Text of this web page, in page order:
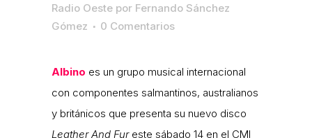
Radio Oeste por Fernando Sánchez
Gómez
0 Comentarios
Albino es un grupo musical internacional
con componentes salmantinos, australianos
y británicos que presenta su nuevo disco
Leather And Fureste sábado 14 en el CMI